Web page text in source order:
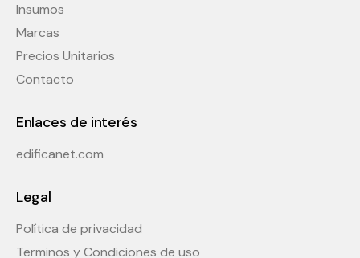
Insumos
Marcas
Precios Unitarios
Contacto
Enlaces de interés
edificanet.com
Legal
Política de privacidad
Terminos y Condiciones de uso